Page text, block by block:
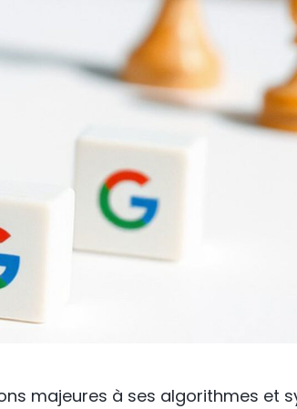
majeures à ses algorithmes et